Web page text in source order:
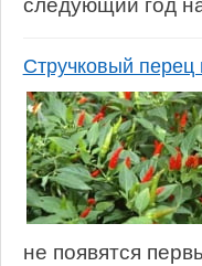
Стручковый
не появятся